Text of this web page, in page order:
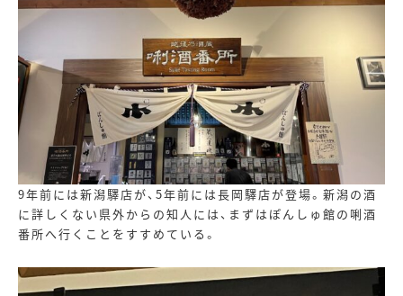
9年前には新潟驛店が、 5年前には長岡驛店が登場。新潟の酒
に詳しくない県外からの知人には、まずはぽんしゅ館の唎酒
番所へ行くことをすすめている。